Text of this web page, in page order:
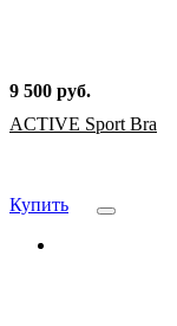
9 500 руб.
ACTIVE Sport Bra
Купить